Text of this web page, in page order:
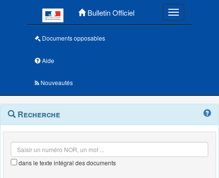
Bulletin Officiel Toggle
Documents opposables
Aide
Nouveautés
Navigation
outils
Menu
contextuel
Recherche
dans le texte intégral des documents